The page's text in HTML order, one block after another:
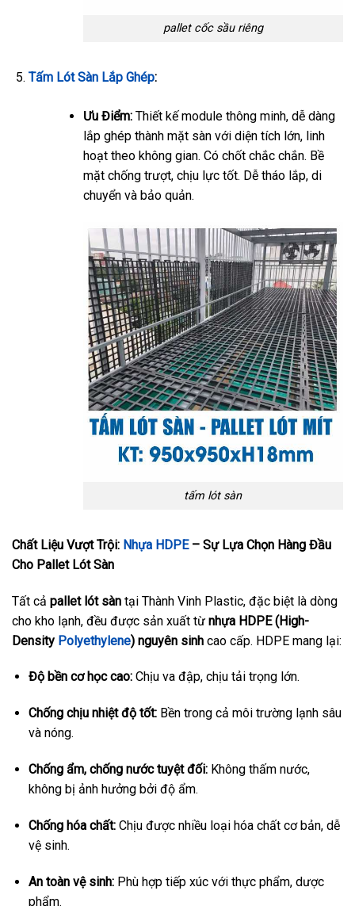
pallet cốc sầu riêng
Tấm Lót Sàn Lắp Ghép:
Ưu Điểm:Thiết kế module thông minh, dễ dàng
lắp ghép thành mặt sàn với diện tích lớn, linh
hoạt theo không gian. Có chốt chắc chắn. Bề
mặt chống trượt, chịu lực tốt. Dễ tháo lắp, di
chuyển và bảo quản.
tấm lót sàn
Chất Liệu Vượt Trội: Nhựa HDPE– Sự Lựa Chọn Hàng Đầu
Cho Pallet Lót Sàn
Tất cả pallet lót sàn tại Thành Vinh Plastic, đặc biệt là dòng
cho kho lạnh, đều được sản xuất từ nhựa HDPE (High-
Density Polyethylene) nguyên sinh cao cấp. HDPE mang lại:
Độ bền cơ học cao:Chịu va đập, chịu tải trọng lớn.
Chống chịu nhiệt độ tốt:Bền trong cả môi trường lạnh sâu
và nóng.
Chống ẩm, chống nước tuyệt đối:Không thấm nước,
không bị ảnh hưởng bởi độ ẩm.
Chống hóa chất:Chịu được nhiều loại hóa chất cơ bản, dễ
vệ sinh.
An toàn vệ sinh:Phù hợp tiếp xúc với thực phẩm, dược
phẩm.